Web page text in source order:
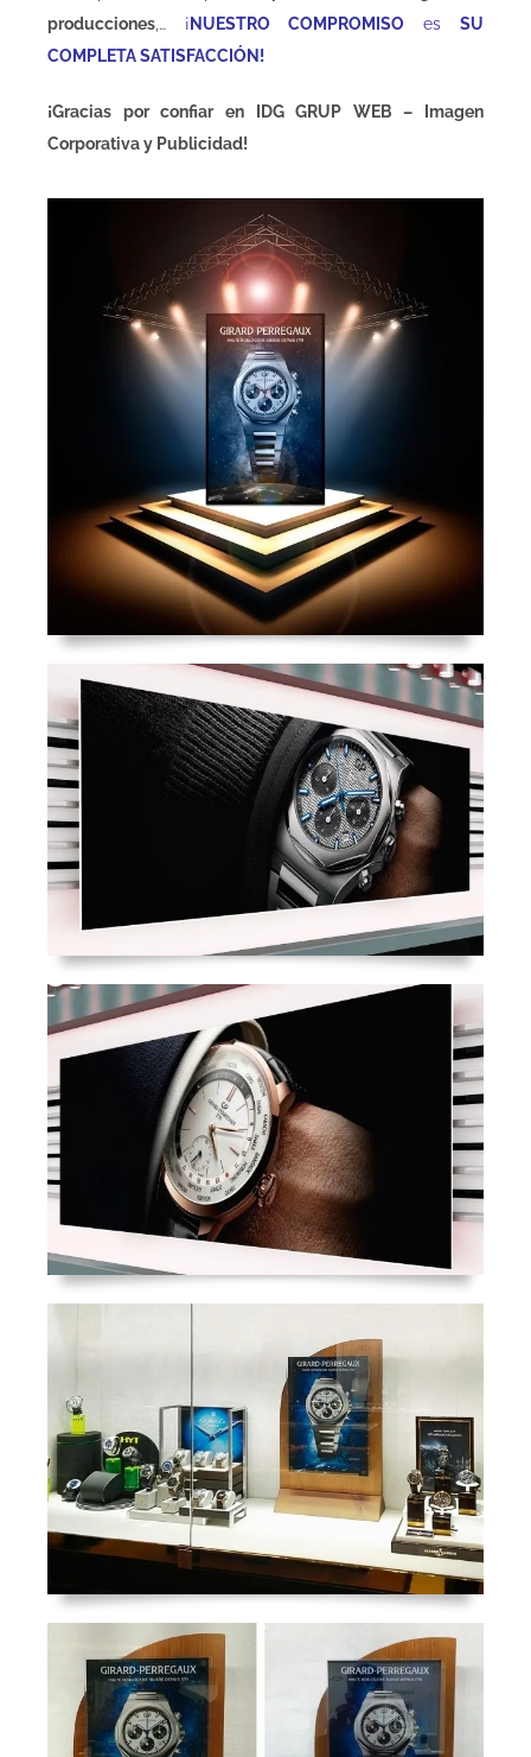
producciones,… ¡NUESTRO COMPROMISO es SU
COMPLETA SATISFACCIÓN!
¡Gracias por confiar en IDG GRUP WEB – Imagen
Corporativa y Publicidad!